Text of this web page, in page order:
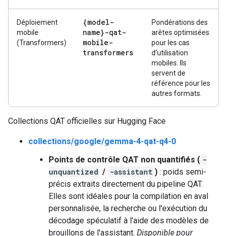
Déploiement
mobile
(Transformers)
{model-
name}-qat-
mobile-
transformers
Pondérations des
arêtes optimisées
pour les cas
d'utilisation
mobiles. Ils
servent de
référence pour les
autres formats.
Collections QAT officielles sur Hugging Face
collections/google/gemma-4-qat-q4-0
Points de contrôle QAT non quantifiés ( -
unquantized / -assistant ) : poids semi-
précis extraits directement du pipeline QAT.
Elles sont idéales pour la compilation en aval
personnalisée, la recherche ou l'exécution du
décodage spéculatif à l'aide des modèles de
brouillons de l'assistant. Disponible pour